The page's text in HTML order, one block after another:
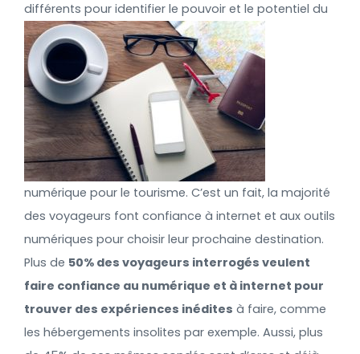
différents pour identifier le pouvoir et le potentiel du
numérique pour le tourisme. C’est un fait, la majorité
des voyageurs font confiance à internet et aux outils
numériques pour choisir leur prochaine destination.
Plus de 50% des voyageurs interrogés veulent
faire confiance au numérique et à internet pour
trouver des expériences inédites à faire, comme
les hébergements insolites par exemple. Aussi, plus